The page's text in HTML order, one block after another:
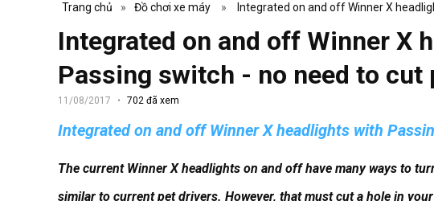
Trang chủ » Đồ chơi xe máy » Integrated on and off Winner X
Integrated on and off Winner X
Passing switch - no need to cut
11/08/2017 702 đã xem
Integrated on and off Winner X headlights with
The current Winner X headlights on and off have many ways to
similar to current pet drivers. However, that must cut a hole in